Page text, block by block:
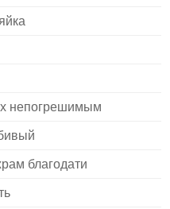
непогрешимым
благодати